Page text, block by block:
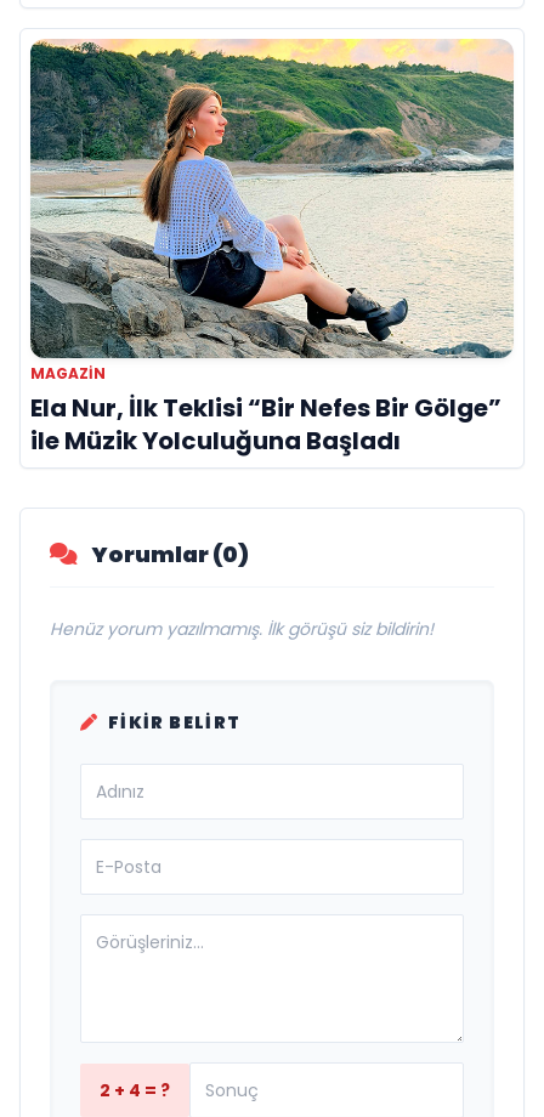
MAGAZİN
Ela Nur, İlk Teklisi “Bir Nefes Bir Gölge”
ile Müzik Yolculuğuna Başladı
Yorumlar (0)
Henüz yorum yazılmamış. İlk görüşü siz bildirin!
FIKIR BELIRT
2 + 4 = ?